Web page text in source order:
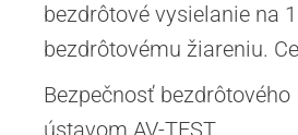
bezdrôtové vysielanie na
bezdrôtovému žiareniu.
Bezpečnosť
ústavom AV-TEST.